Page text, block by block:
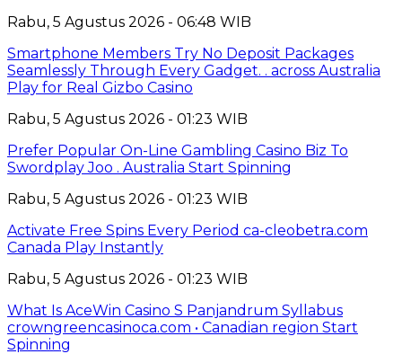
Rabu, 5 Agustus 2026 - 06:48 WIB
Smartphone Members Try No Deposit Packages
Seamlessly Through Every Gadget. . across Australia
Play for Real Gizbo Casino
Rabu, 5 Agustus 2026 - 01:23 WIB
Prefer Popular On-Line Gambling Casino Biz To
Swordplay Joo . Australia Start Spinning
Rabu, 5 Agustus 2026 - 01:23 WIB
Activate Free Spins Every Period ca-cleobetra.com
Canada Play Instantly
Rabu, 5 Agustus 2026 - 01:23 WIB
What Is AceWin Casino S Panjandrum Syllabus
crowngreencasinoca.com • Canadian region Start
Spinning